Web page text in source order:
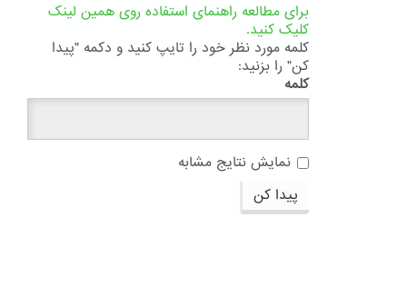
برای مطالعه راهنمای استفاده روی همین لینک
کلیک کنید.
کلمه مورد نظر خود را تایپ کنید و دکمه "پیدا
کن" را بزنید:
کلمه
نمایش نتایج مشابه
پیدا کن